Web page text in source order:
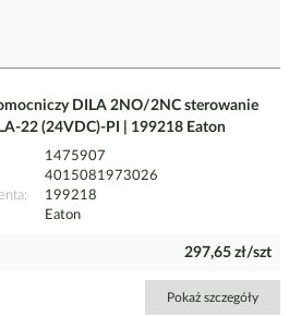
DILA 2NO/2NC sterowanie
22 (24VDC)-PI | 199218 Eaton
1475907
4015081973026
199218
Eaton
297,65 zł/szt
Pokaż szczegóły